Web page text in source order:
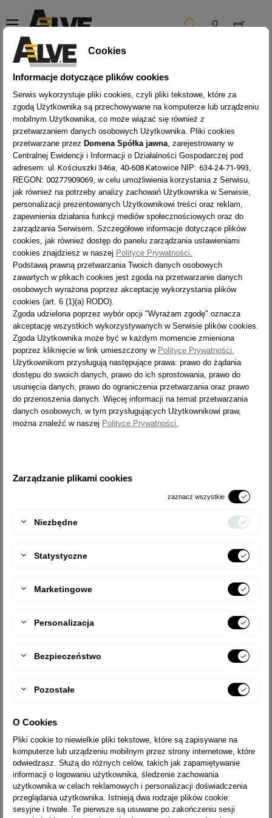
Toggle
navigation
☰
Stwórz konto
Masz już konto? Zaloguj się!
Nazwa kontaktu
Pan Pani
Imię
Tylko litery, kropka (.) i spacja są dozwolone.
Nazwisko
Tylko litery, kropka (.) i spacja są dozwolone.
E-mail
Hasło
Opcjonalne
Otrzymuj oferty od naszych partnerów
Możesz zrezygnować w każdej chwili. W tym celu należy
Zgadzam się z regulaminem i polityką prywatności.
Chcę subskrybować przypomnienia o komentarzach i
otrzymywać korespondencję email z kodami rabatowymi
Cookies
Informacje dotyczące plików cookies
Serwis wykorzystuje pliki cookies, czyli pliki tekstowe, które za
zgodą Użytkownika są przechowywane na komputerze lub urządzeniu
mobilnym Użytkownika, co może wiązać się również z
przetwarzaniem danych osobowych Użytkownika. Pliki cookies
przetwarzane przez Domena Spółka jawna, zarejestrowany w
Centralnej Ewidencji i Informacji o Działalności Gospodarczej pod
adresem: ul. Kościuszki 346a, 40-608 Katowice NIP: 634-24-71-993,
REGON: 00277909069, w celu umożliwienia korzystania z Serwisu,
jak również na potrzeby analizy zachowań Użytkownika w Serwisie,
personalizacji prezentowanych Użytkownikowi treści oraz reklam,
zapewnienia działania funkcji mediów społecznościowych oraz do
zarządzania Serwisem. Szczegółowe informacje dotyczące plików
cookies, jak również dostęp do panelu zarządzania ustawieniami
cookies znajdziesz w naszej Polityce Prywatności.
Podstawą prawną przetwarzania Twoich danych osobowych
zawartych w plikach cookies jest zgoda na przetwarzanie danych
osobowych wyrażona poprzez akceptację wykorzystania plików
cookies (art. 6 (1)(a) RODO).
Zgoda udzielona poprzez wybór opcji "Wyrażam zgodę" oznacza
akceptację wszystkich wykorzystywanych w Serwisie plików cookies.
Zgoda Użytkownika może być w każdym momencie zmieniona
poprzez kliknięcie w link umieszczony w Polityce Prywatności.
Użytkownikom przysługują następujące prawa: prawo do żądania
dostępu do swoich danych, prawo do ich sprostowania, prawo do
usunięcia danych, prawo do ograniczenia przetwarzania oraz prawo
do przenoszenia danych. Więcej informacji na temat przetwarzania
danych osobowych, w tym przysługujących Użytkownikowi praw,
można znaleźć w naszej Polityce Prywatności.
Zarządzanie plikami cookies
zaznacz wszystkie
Niezbędne
Statystyczne
Marketingowe
Personalizacja
Bezpieczeństwo
Pozostałe
O Cookies
Pliki cookie to niewielkie pliki tekstowe, które są zapisywane na
komputerze lub urządzeniu mobilnym przez strony internetowe, które
odwiedzasz. Służą do różnych celów, takich jak zapamiętywanie
informacji o logowaniu użytkownika, śledzenie zachowania
użytkownika w celach reklamowych i personalizacji doświadczenia
przeglądania użytkownika. Istnieją dwa rodzaje plików cookie:
sesyjne i trwałe. Te pierwsze są usuwane po zakończeniu sesji